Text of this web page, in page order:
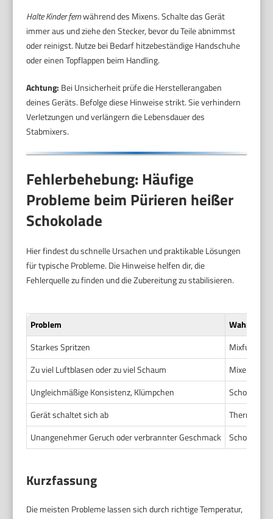
Halte Kinder fernwährend des Mixens. Schalte das Gerät
immer aus und ziehe den Stecker, bevor du Teile abnimmst
oder reinigst. Nutze bei Bedarf hitzebeständige Handschuhe
oder einen Topflappen beim Handling.
Achtung: Bei Unsicherheit prüfe die Herstellerangaben
deines Geräts. Befolge diese Hinweise strikt. Sie verhindern
Verletzungen und verlängern die Lebensdauer des
Stabmixers.
Fehlerbehebung: Häufige
Probleme beim Pürieren heißer
Schokolade
Hier findest du schnelle Ursachen und praktikable Lösungen
für typische Probleme. Die Hinweise helfen dir, die
Fehlerquelle zu finden und die Zubereitung zu stabilisieren.
Problem
Starkes Spritzen
Mixfuß
Zu viel Luftblasen oder zu viel Schaum
Mixen zu
Ungleichmäßige Konsistenz, Klümpchen
Gerät schaltet sich ab
Unangenehmer Geruch oder verbrannter Geschmack
Kurzfassung
Die meisten Probleme lassen sich durch richtige Temperatur,